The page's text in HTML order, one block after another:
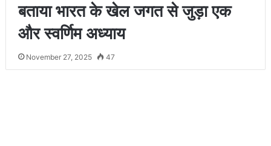
बताया भारत के खेल जगत से जुड़ा एक
और स्वर्णिम अध्याय
November 27, 2025 47